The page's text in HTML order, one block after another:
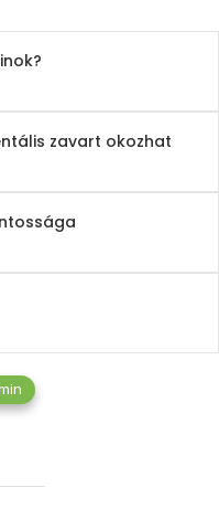
zavart okozhat